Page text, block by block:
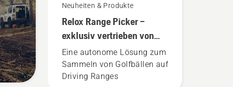
Neuheiten & Produkte
Relox Range Picker –
exklusiv vertrieben von
Husqvarna.
Eine autonome Lösung zum
Sammeln von Golfbällen auf
Driving Ranges